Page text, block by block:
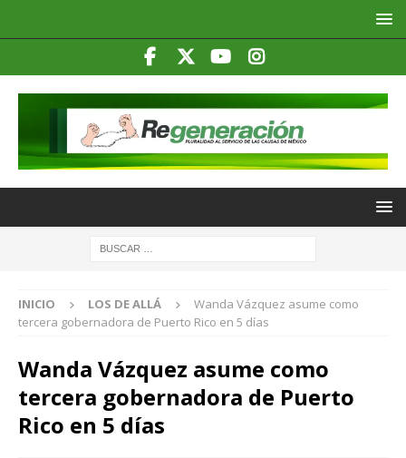
INICIO LOS DE ALLÁ
Wanda Vázquez asume como
tercera gobernadora de Puerto Rico en 5 días
Wanda Vázquez asume como
tercera gobernadora de Puerto
Rico en 5 días